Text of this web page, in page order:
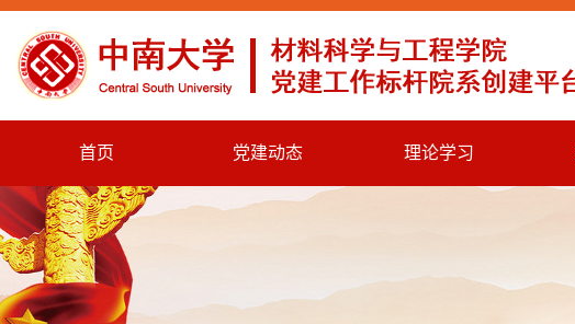
首页 党建动态 理论学习